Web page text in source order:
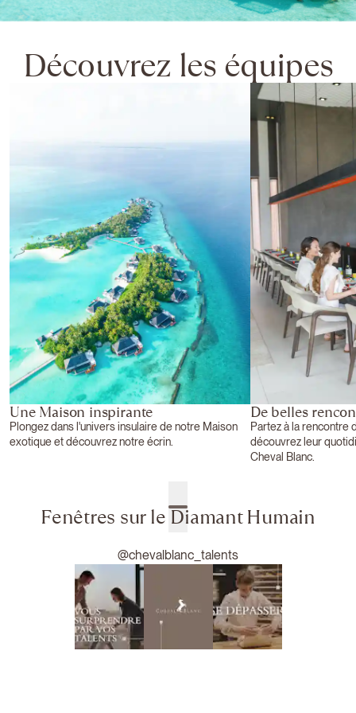
Découvrez les équipes
Une Maison inspirante
Plongez dans l'univers insulaire de notre Maison
exotique et découvrez notre écrin.
De belles
Partez à la rencontre
découvrez leur
Cheval Blanc.
Fenêtres sur le Diamant Humain
@chevalblanc_talents